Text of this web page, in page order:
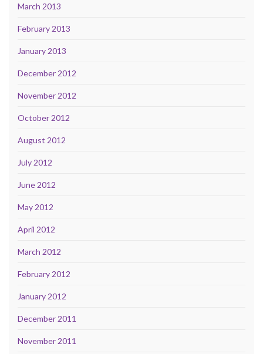
March 2013
February 2013
January 2013
December 2012
November 2012
October 2012
August 2012
July 2012
June 2012
May 2012
April 2012
March 2012
February 2012
January 2012
December 2011
November 2011